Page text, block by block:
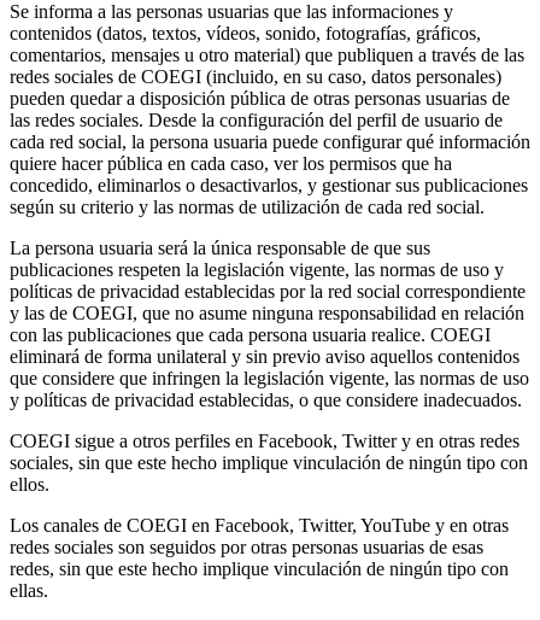
Se informa a las personas usuarias que las informaciones y
contenidos (datos, textos, vídeos, sonido, fotografías, gráficos,
comentarios, mensajes u otro material) que publiquen a través de las
redes sociales de COEGI (incluido, en su caso, datos personales)
pueden quedar a disposición pública de otras personas usuarias de
las redes sociales. Desde la configuración del perfil de usuario de
cada red social, la persona usuaria puede configurar qué información
quiere hacer pública en cada caso, ver los permisos que ha
concedido, eliminarlos o desactivarlos, y gestionar sus publicaciones
según su criterio y las normas de utilización de cada red social.
La persona usuaria será la única responsable de que sus
publicaciones respeten la legislación vigente, las normas de uso y
políticas de privacidad establecidas por la red social correspondiente
y las de COEGI, que no asume ninguna responsabilidad en relación
con las publicaciones que cada persona usuaria realice. COEGI
eliminará de forma unilateral y sin previo aviso aquellos contenidos
que considere que infringen la legislación vigente, las normas de uso
y políticas de privacidad establecidas, o que considere inadecuados.
COEGI sigue a otros perfiles en Facebook, Twitter y en otras redes
sociales, sin que este hecho implique vinculación de ningún tipo con
ellos.
Los canales de COEGI en Facebook, Twitter, YouTube y en otras
redes sociales son seguidos por otras personas usuarias de esas
redes, sin que este hecho implique vinculación de ningún tipo con
ellas.